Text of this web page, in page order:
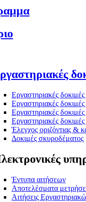
Εργαστηριακές
Εργαστηριακές
Εργαστηριακές
Εργαστηριακές
Έλεγχος οριζόντιας &
Δοκιμές σκυροδέματος
Έντυπα αιτήσεων
Αποτελέσματα
Αιτήσεις